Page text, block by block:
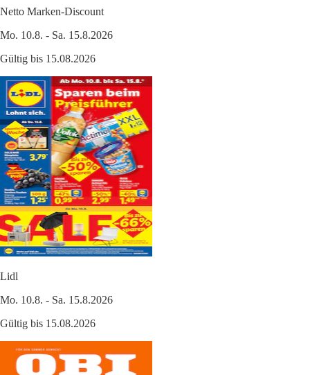
Netto Marken-Discount
Mo. 10.8. - Sa. 15.8.2026
Gültig bis 15.08.2026
Lidl
Mo. 10.8. - Sa. 15.8.2026
Gültig bis 15.08.2026